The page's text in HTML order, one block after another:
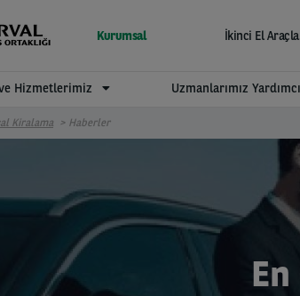
Kurumsal İkinci El
Hizmetlerimiz Uzmanlarımız
Kiralama Haberler